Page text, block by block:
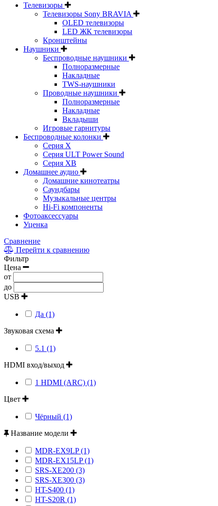
Телевизоры
Телевизоры Sony BRAVIA
OLED телевизоры
LED ЖК телевизоры
Кронштейны
Наушники
Беспроводные наушники
Полноразмерные
Накладные
TWS-наушники
Проводные наушники
Полноразмерные
Накладные
Вкладыши
Игровые гарнитуры
Беспроводные колонки
Серия X
Серия ULT Power Sound
Серия XB
Домашнее аудио
Домашние кинотеатры
Саундбары
Музыкальные центры
Hi-Fi компоненты
Фотоаксессуары
Уценка
Сравнение
Перейти к сравнению
Фильтр
Цена
от
до
USB
Да (1)
Звуковая схема
5.1 (1)
HDMI вход/выход
1 HDMI (ARC) (1)
Цвет
Чёрный (1)
Название модели
MDR-EX9LP (1)
MDR-EX15LP (1)
SRS-XE200 (3)
SRS-XE300 (3)
HT-S400 (1)
HT-S20R (1)